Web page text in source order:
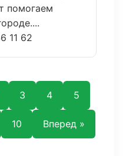
помогаем
11 62
3 4 5
10 Вперед »